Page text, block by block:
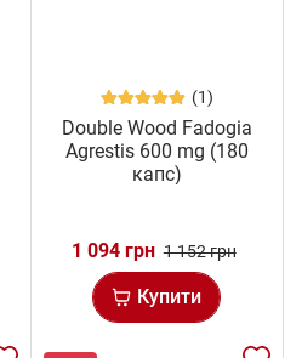
(1)
Double Wood Fadogia
Agrestis 600 mg (180
капс)
1 094 грн 1 152 грн
Купити